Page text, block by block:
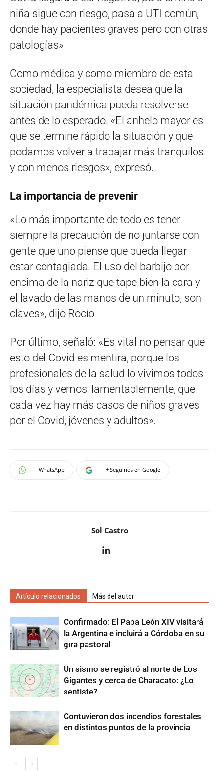
niña sigue con riesgo, pasa a UTI común,
donde hay pacientes graves pero con otras
patologías»
Como médica y como miembro de esta
sociedad, la especialista desea que la
situación pandémica pueda resolverse
antes de lo esperado. «El anhelo mayor es
que se termine rápido la situación y que
podamos volver a trabajar más tranquilos
y con menos riesgos», expresó.
La importancia de prevenir
«Lo más importante de todo es tener
siempre la precaución de no juntarse con
gente que uno piense que pueda llegar
estar contagiada. El uso del barbijo por
encima de la nariz que tape bien la cara y
el lavado de las manos de un minuto, son
claves», dijo Rocío
Por último, señaló: «Es vital no pensar que
esto del Covid es mentira, porque los
profesionales de la salud lo vivimos todos
los días y vemos, lamentablemente, que
cada vez hay más casos de niños graves
por el Covid, jóvenes y adultos».
WhatsApp + Seguinos en Google
Sol Castro
Artículo relacionados Más del autor
Confirmado: El Papa León XIV visitará
la Argentina e incluirá a Córdoba en su
gira pastoral
Un sismo se registró al norte de Los
Gigantes y cerca de Characato: ¿Lo
sentiste?
Contuvieron dos incendios forestales
en distintos puntos de la provincia